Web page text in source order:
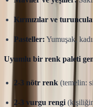
Kırmızılar ve
Pasteller: Yumuşak,
Uyumlu bir renk paleti
2-3 nötr renk (temelin:
2-3 vurgu rengi